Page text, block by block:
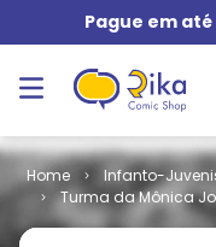
Pague em até
Infanto-
Turma da Mônica